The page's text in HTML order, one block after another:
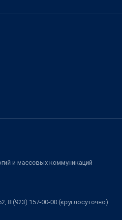
и массовых коммуникаций
8 (923) 157-00-00 (круглосуточно)